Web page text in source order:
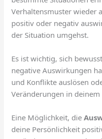
Verhaltensmuster wieder
positiv oder negativ
der Situation umgehst.
Es ist wichtig, sich
negative Auswirkungen
und Konflikte auslösen
Veränderungen in
Eine Möglichkeit, die
deine Persönlichkeit